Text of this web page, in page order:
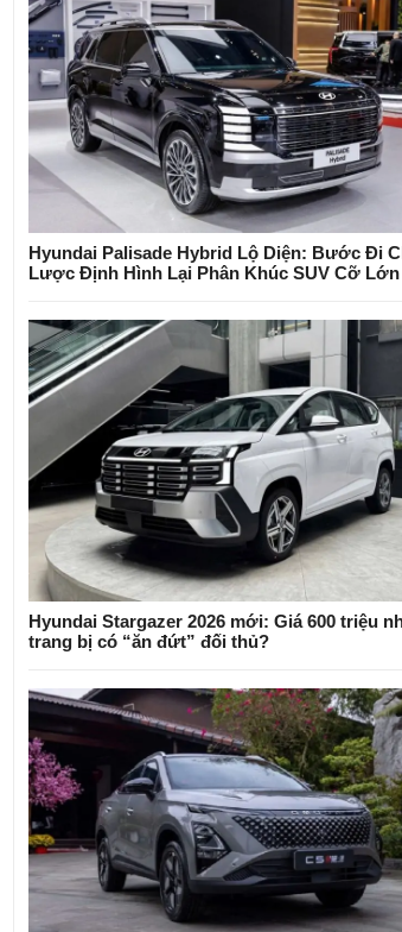
Hyundai Palisade Hybrid Lộ Diện: Bước Đi
Lược Định Hình Lại Phân Khúc SUV Cỡ Lớn
Hyundai Stargazer 2026 mới: Giá 600 triệu
trang bị có “ăn đứt” đối thủ?